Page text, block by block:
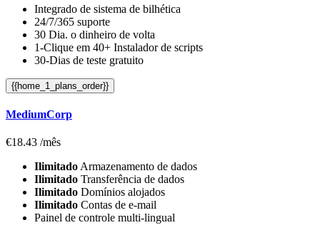
Integrado de sistema de bilhética
24/7/365 suporte
30 Dia. o dinheiro de volta
1-Clique em 40+ Instalador de scripts
30-Dias de teste gratuito
{{home_1_plans_order}}
MediumCorp
€18.43 /mês
Ilimitado Armazenamento de dados
Ilimitado Transferência de dados
Ilimitado Domínios alojados
Ilimitado Contas de e-mail
Painel de controle multi-lingual